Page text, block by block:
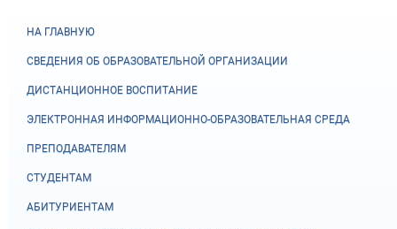
НА ГЛАВНУЮ
СВЕДЕНИЯ ОБ ОБРАЗОВАТЕЛЬНОЙ ОРГАНИЗАЦИИ
ДИСТАНЦИОННОЕ ВОСПИТАНИЕ
ЭЛЕКТРОННАЯ ИНФОРМАЦИОННО-ОБРАЗОВАТЕЛЬНАЯ СРЕДА
ПРЕПОДАВАТЕЛЯМ
СТУДЕНТАМ
АБИТУРИЕНТАМ